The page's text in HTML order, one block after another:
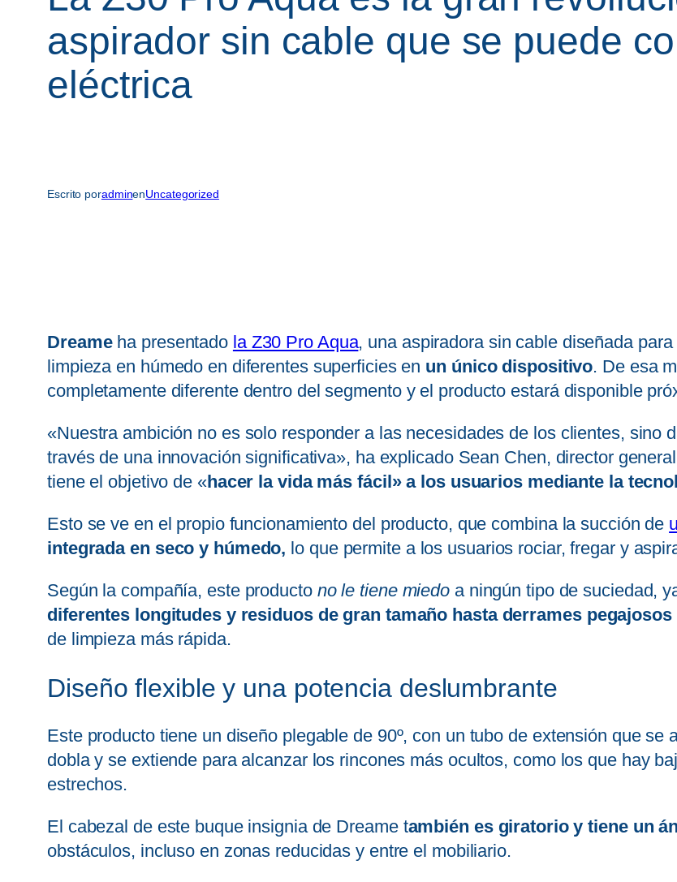
aspirador sin cable que se puede
eléctrica
Escrito poradminenUncategorized
Dreameha presentado la Z30 Pro Aqua, una aspiradora sin cable diseñada
limpieza en húmedo en diferentes superficies en un único dispositivo. De esa
completamente diferente dentro del segmento y el producto estará disponible
«Nuestra ambición no es solo responder a las necesidades de los clientes, sino
través de una innovación significativa», ha explicado Sean Chen, director
tiene el objetivo de «hacer la vida más fácil» a los usuarios mediante la
Esto se ve en el propio funcionamiento del producto, que combina la succión de
integrada en seco y húmedo, lo que permite a los usuarios rociar, fregar y
Según la compañía, este producto no le tiene miedo a ningún tipo de suciedad,
diferentes longitudes y residuos de gran tamaño hasta derrames pegajosos
de limpieza más rápida.
Diseño flexible y una potencia deslumbrante
Este producto tiene un diseño plegable de 90º, con un tubo de extensión que
dobla y se extiende para alcanzar los rincones más ocultos, como los que hay
estrechos.
El cabezal de este buque insignia de Dreame también es giratorio y tiene un
obstáculos, incluso en zonas reducidas y entre el mobiliario.